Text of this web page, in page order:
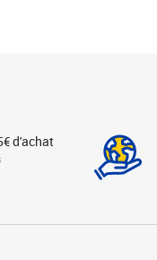
d'achat